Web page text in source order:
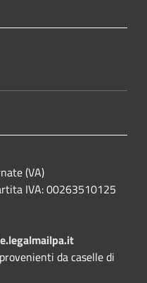
(VA)
IVA: 00263510125
da caselle di